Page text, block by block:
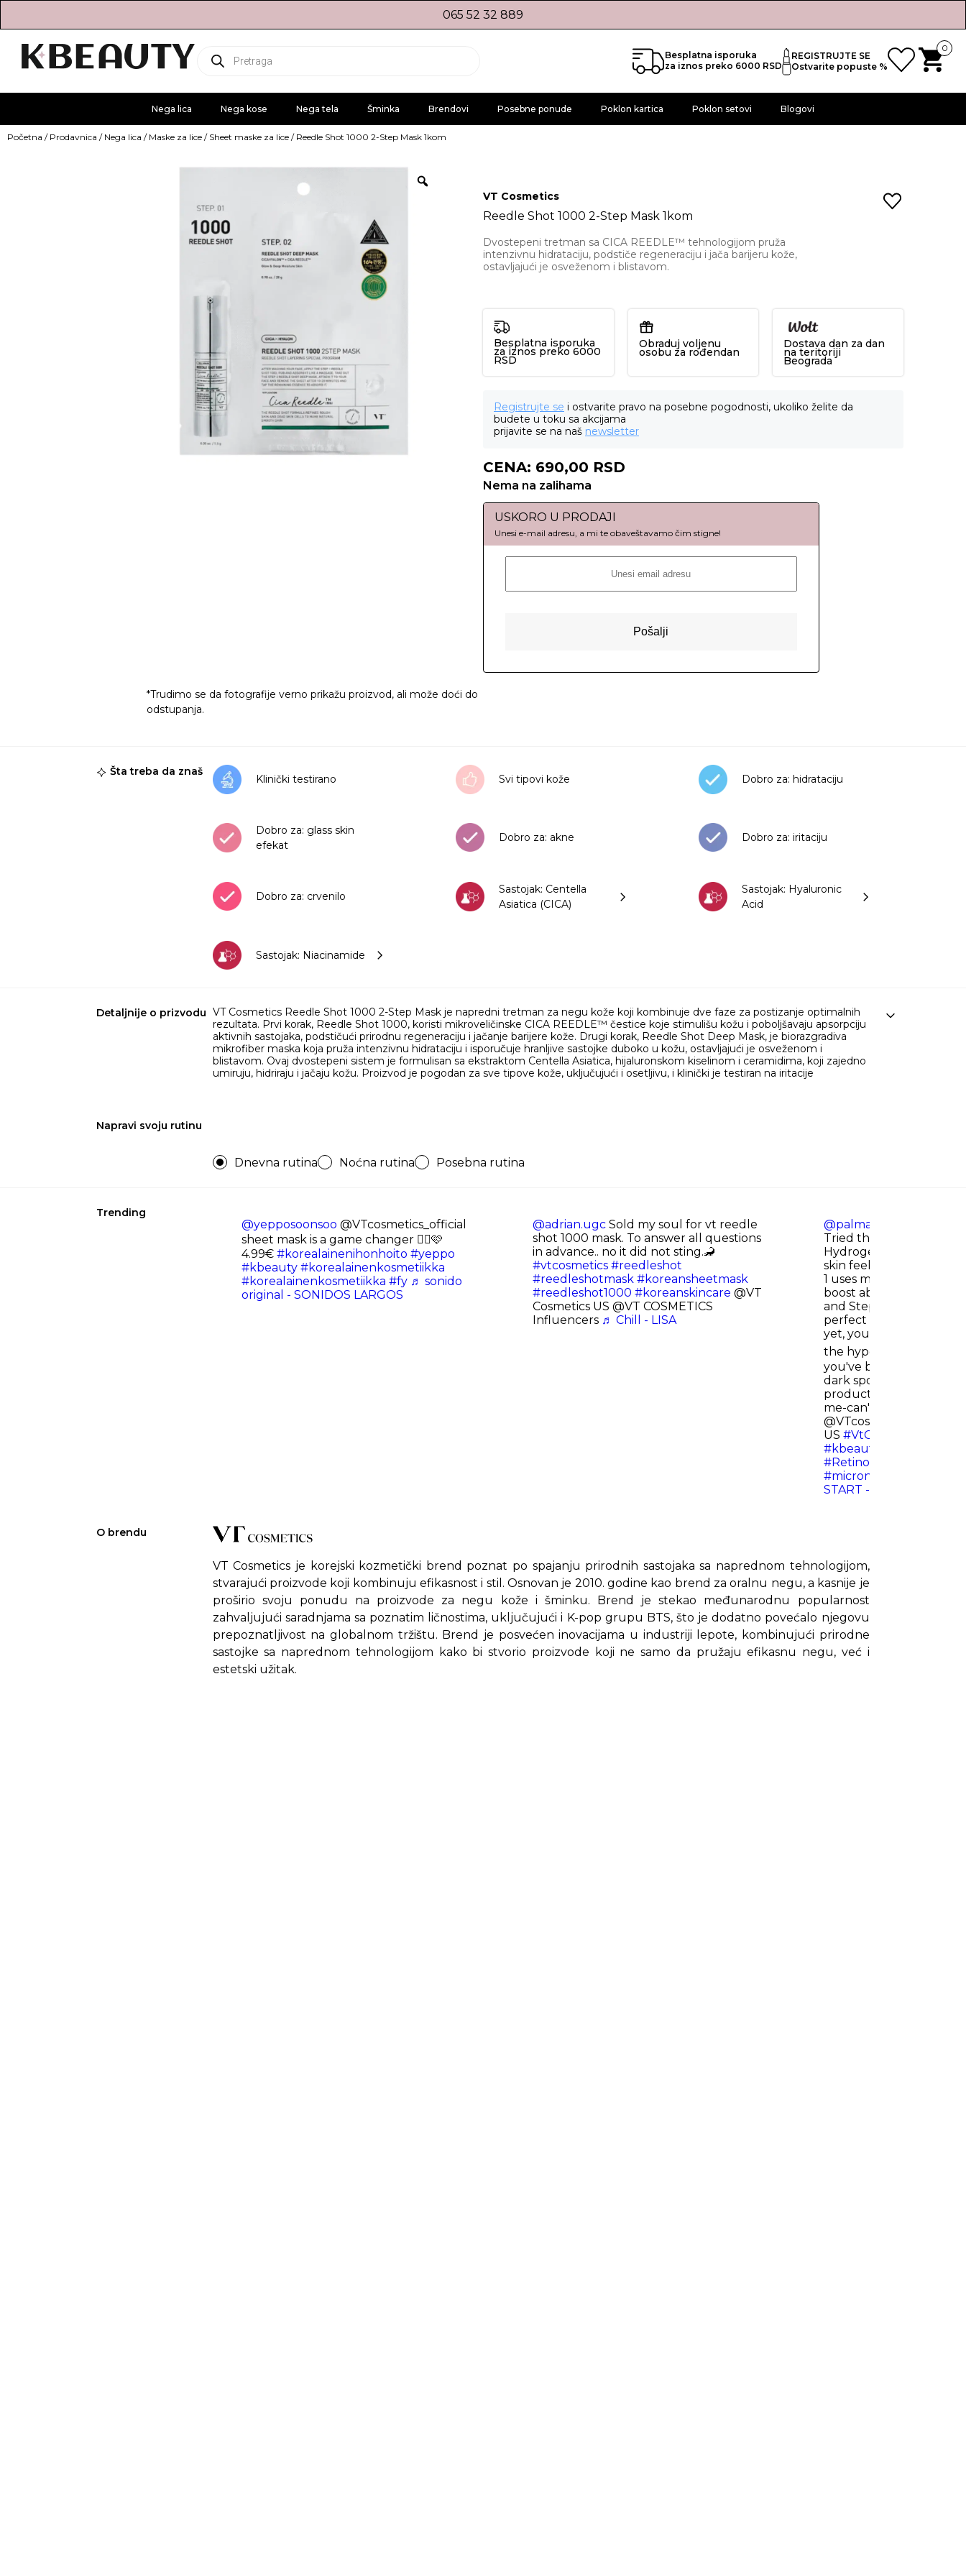
065 52 32 889
Products
search
Besplatna isporuka
za iznos preko 6000 RSD
REGISTRUJTE SE
Ostvarite popuste %
0
Nega lica Nega kose Nega tela Šminka Brendovi Posebne ponude Poklon kartica Poklon setovi Blogovi
Početna / Prodavnica / Nega lica / Maske za lice / Sheet maske za lice / Reedle Shot 1000 2-Step Mask 1kom
VT Cosmetics
Reedle Shot 1000 2-Step Mask 1kom
Dvostepeni tretman sa CICA REEDLE™ tehnologijom pruža
intenzivnu hidrataciju, podstiče regeneraciju i jača barijeru kože,
ostavljajući je osveženom i blistavom.
Besplatna isporuka
za iznos preko 6000
RSD
Obraduj voljenu
osobu za rođendan
Dostava dan za dan
na teritoriji
Beograda
Registrujte se i ostvarite pravo na posebne pogodnosti, ukoliko želite da
budete u toku sa akcijama
prijavite se na naš newsletter
CENA: 690,00 RSD
Nema na zalihama
USKORO U PRODAJI
*Trudimo se da fotografije verno prikažu proizvod, ali može doći do
odstupanja.
Šta treba da znaš
Klinički testirano Svi tipovi kože Dobro za: hidrataciju
Dobro za: glass skin
efekat
Dobro za: akne Dobro za: iritaciju
Dobro za: crvenilo
Sastojak: Centella
Asiatica (CICA)
Sastojak: Hyaluronic
Acid
Sastojak: Niacinamide
Detaljnije o prizvodu VT Cosmetics Reedle Shot 1000 2-Step Mask je napredni tretman za negu kože koji kombinuje dve faze za postizanje optimalnih
rezultata. Prvi korak, Reedle Shot 1000, koristi mikroveličinske CICA REEDLE™ čestice koje stimulišu kožu i poboljšavaju apsorpciju
aktivnih sastojaka, podstičući prirodnu regeneraciju i jačanje barijere kože. Drugi korak, Reedle Shot Deep Mask, je biorazgradiva
mikrofiber maska koja pruža intenzivnu hidrataciju i isporučuje hranljive sastojke duboko u kožu, ostavljajući je osveženom i
blistavom. Ovaj dvostepeni sistem je formulisan sa ekstraktom Centella Asiatica, hijaluronskom kiselinom i ceramidima, koji zajedno
umiruju, hidriraju i jačaju kožu. Proizvod je pogodan za sve tipove kože, uključujući i osetljivu, i klinički je testiran na iritacije
Napravi svoju rutinu
Dnevna rutina Noćna rutina Posebna rutina
Trending
@yepposoonsoo @VTcosmetics_official
sheet mask is a game changer 😮‍💨🩷
4.99€ #korealainenihonhoito #yeppo
#kbeauty #korealainenkosmetiikka
#korealainenkosmetiikka #fy ♬ sonido
original - SONIDOS LARGOS
@adrian.ugcSold my soul for vt reedle
shot 1000 mask. To answer all questions
in advance.. no it did not sting.🦂
#vtcosmetics #reedleshot
#reedleshotmask #koreansheetmask
#reedleshot1000 #koreanskincare @VT
Cosmetics US @VT COSMETICS
Influencers ♬ Chill - LISA
@palmaaa0
Tried the VT Cosmetics
Hydrogel 2-step mask,
skin feels so smooth
1 uses micro Cica
boost absorption and
and Step 2 locks in
perfect glow. ✨ If you
yet, you NEED to! Trust
the hype! 💚💚💚
you've been looking for
dark spots and yo even
product has been a
me-can't wait for you to
@VTcosmetics_official
US #VtCosmetics
#kbeauty
#RetinolMask
#microneedling
START - Tyla
O brendu
VT Cosmetics je korejski kozmetički brend poznat po spajanju prirodnih sastojaka sa naprednom tehnologijom,
stvarajući proizvode koji kombinuju efikasnost i stil. Osnovan je 2010. godine kao brend za oralnu negu, a kasnije je
proširio svoju ponudu na proizvode za negu kože i šminku. Brend je stekao međunarodnu popularnost
zahvaljujući saradnjama sa poznatim ličnostima, uključujući i K-pop grupu BTS, što je dodatno povećalo njegovu
prepoznatljivost na globalnom tržištu. Brend je posvećen inovacijama u industriji lepote, kombinujući prirodne
sastojke sa naprednom tehnologijom kako bi stvorio proizvode koji ne samo da pružaju efikasnu negu, već i
estetski užitak.